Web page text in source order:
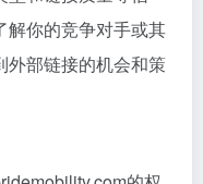
一个域名的反向链接
将提供该域名的
和链接质量等信
部链接的机会和策